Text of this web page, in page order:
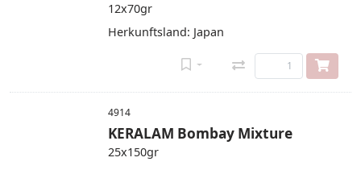
12x70gr
Herkunftsland: Japan
4914
KERALAM Bombay Mixture
25x150gr